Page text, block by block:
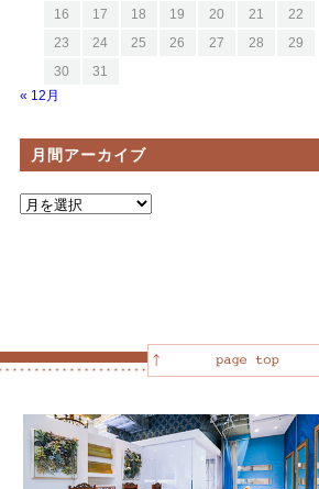
16
17 18 19 20 21
22
23
24 25 26 27 28
29
30
31
« 12月
月間アーカイブ